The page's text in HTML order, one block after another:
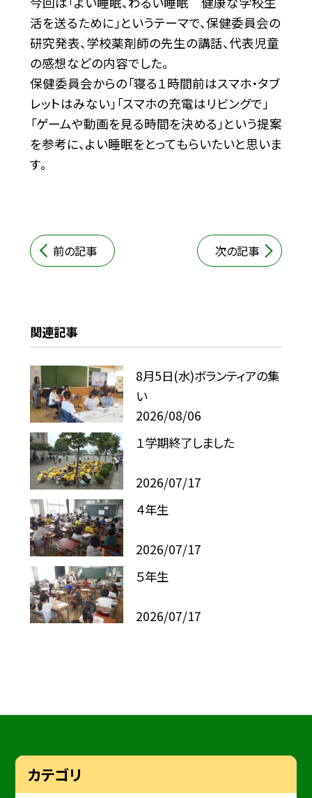
活を送るために」というテーマで、保健委員会の
研究発表、学校薬剤師の先生の講話、代表児童
の感想などの内容でした。
保健委員会からの「寝る１時間前はスマホ・タブ
レットはみない」「スマホの充電はリビングで」
「ゲームや動画を見る時間を決める」という提案
を参考に、よい睡眠をとってもらいたいと思いま
す。
前の記事 次の記事
関連記事
8月5日(水)ボランティアの集
い
2026/08/06
１学期終了しました
2026/07/17
４年生
2026/07/17
５年生
2026/07/17
カテゴリ